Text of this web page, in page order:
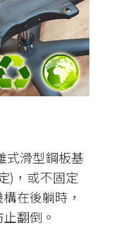
式滑型鋼板基
)，或不固定
在後躺時，
翻倒。